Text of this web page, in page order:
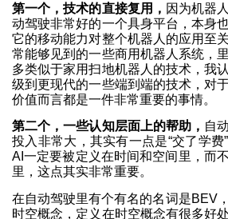
第一个，技术的直接复用， 因为机器
动驾驶非常好的一个具身平台，本身
它的移动能力对整个机器人的应用至
常能够见到的一些商用机器人系统，
多类似于家用扫地机器人的技术，我
级到更现代的一些端到端的技术，对
价值而言都是一件非常重要的事情。
第二个，一些认知层面上的帮助， 自
投入非常大，其实有一点是“交了学
AI一定要被定义在时间和空间里，而
里，这点其实非常重要。
在自动驾驶里有个有名的名词是BEV
时空概念，定义在时空概念有很多好